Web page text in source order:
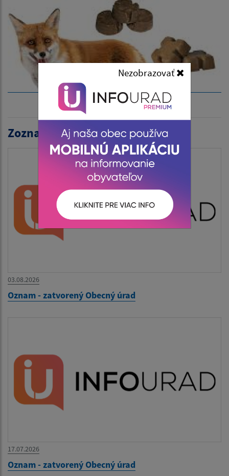
Nezobrazovať
Zoznam aktualít:
03.08.2026
Oznam - zatvorený Obecný úrad
17.07.2026
Oznam - zatvorený Obecný úrad